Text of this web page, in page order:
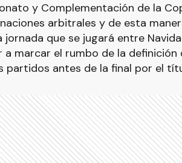
y Complementación de la
arbitrales y de esta
que se jugará entre
a marcar el rumbo de la definición
partidos antes de la final por el